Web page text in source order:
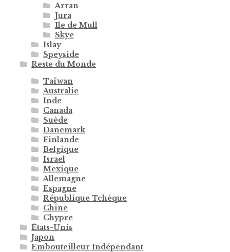
Arran
Jura
Ile de Mull
Skye
Islay
Speyside
Reste du Monde
Taïwan
Australie
Inde
Canada
Suède
Danemark
Finlande
Belgique
Israel
Mexique
Allemagne
Espagne
République Tchèque
Chine
Chypre
États-Unis
Japon
Embouteilleur Indépendant